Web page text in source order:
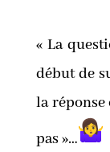
«La
début de
la réponse
pas »…